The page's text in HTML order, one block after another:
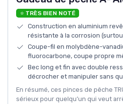
⭐ TRÈS BIEN NOTÉ
Construction en aluminium
résistante à la corrosion
Coupe-fil en molybdène-
fluorocarbone, coupe propre
Bec long et fin avec double
décrocher et manipuler sans
En résumé, ces pinces de pêche
sérieux pour quelqu’un qui veut